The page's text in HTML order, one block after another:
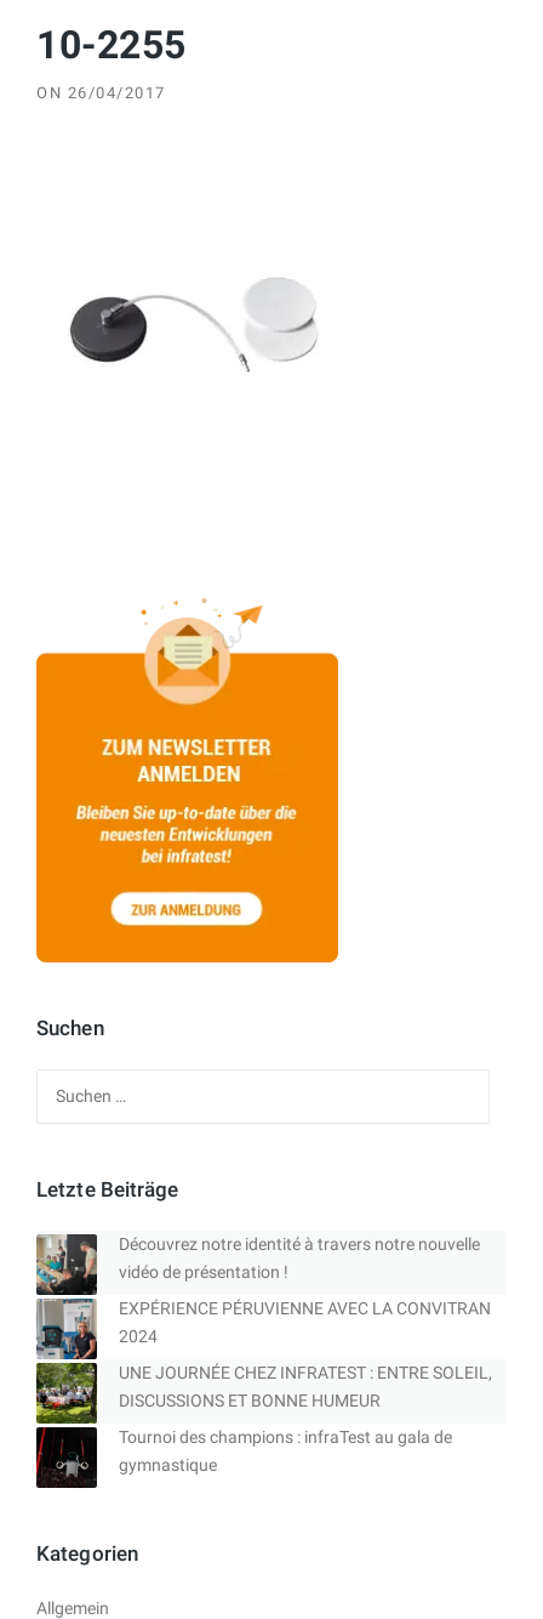
10-2255
ON 26/04/2017
Suchen
Letzte Beiträge
Découvrez notre identité à travers notre nouvelle
vidéo de présentation !
EXPÉRIENCE PÉRUVIENNE AVEC LA CONVITRAN
2024
UNE JOURNÉE CHEZ INFRATEST : ENTRE SOLEIL,
DISCUSSIONS ET BONNE HUMEUR
Tournoi des champions : infraTest au gala de
gymnastique
Kategorien
Allgemein